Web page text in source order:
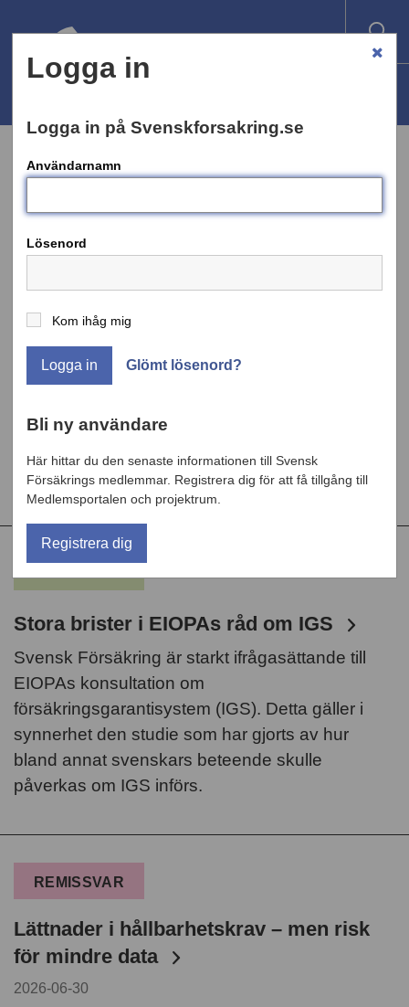
Nej till förslag om nya avgifter för
försäkringsföretagen
Försäkringsbranschen är kritiska till
Finansdepartementets förslag om att
det svenska finansieringsarrangemanget.
fram ett antal oklarheter.
Stora brister i EIOPAs råd om IGS
Svensk Försäkring är starkt ifrågasättande till
EIOPAs konsultation om
försäkringsgarantisystem (IGS). Detta gäller i
synnerhet den studie som har gjorts av hur
bland annat svenskars beteende skulle
påverkas om IGS införs.
REMISSVAR
Lättnader i hållbarhetskrav – men risk
för mindre data
2026-06-30
Logga in
Logga in på Svenskforsakring.se
Användarnamn
Lösenord
Kom ihåg mig
Logga in Glömt lösenord?
Bli ny användare
Här hittar du den senaste informationen till Svensk
Försäkrings medlemmar. Registrera dig för att få tillgång till
Medlemsportalen och projektrum.
Registrera dig